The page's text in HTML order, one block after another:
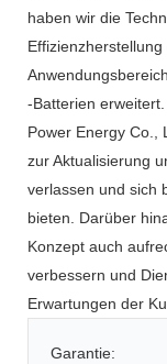
haben wir die
-Batterien
Power Energy Co.,
zur Aktualisierung
verlassen und sich
bieten. Darüber
Konzept auch
verbessern und
Erwartungen der
Garantie: